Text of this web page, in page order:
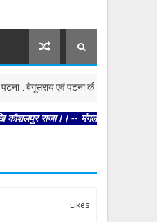
एवं पटना की घटनाओं पर स्वास्थ्य विभाग
-- मंगल भवन अमंगल हारी। द्रवहु
Likes